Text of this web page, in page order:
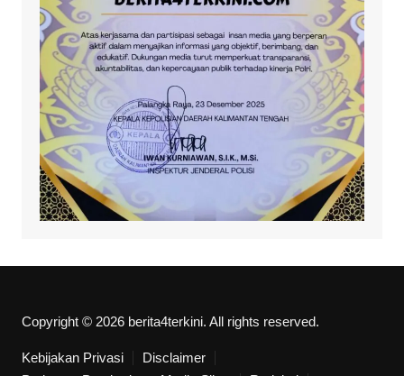
Copyright © 2026 berita4terkini. All rights reserved.
Kebijakan Privasi
Disclaimer